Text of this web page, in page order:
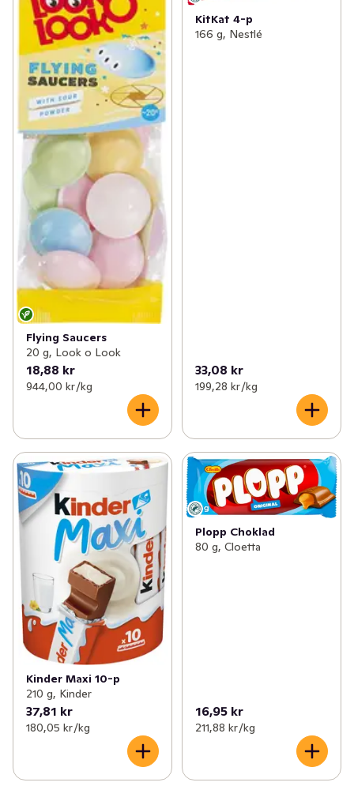
Flying Saucers
20 g, Look o Look
18,88 kr
944,00 kr /kg
KitKat 4-p
166 g, Nestlé
33,08 kr
199,28 kr /kg
Kinder Maxi 10-p
210 g, Kinder
37,81 kr
180,05 kr /kg
Plopp Choklad
80 g, Cloetta
16,95 kr
211,88 kr /kg